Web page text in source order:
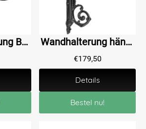
Lampenhalterung Bruntinge - 23 cm Wandhalterung hängend XL - Alu - Wandleuchte
€179,50
Details
Bestel nu!